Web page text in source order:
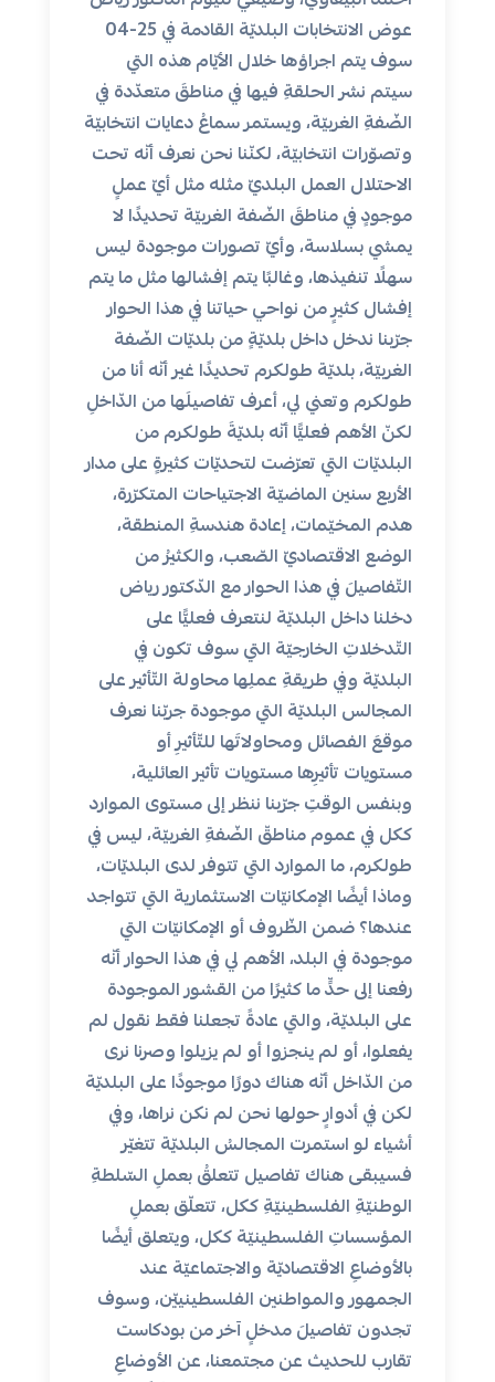
عوض الانتخابات البلديّة القادمة في 25-04
سوف يتم اجراؤها خلال الأيّام هذه التي
سيتم نشر الحلقةِ فيها في مناطقَ متعدّدة في
الضّفةِ الغربيّة، ويستمر سماعُ دعايات انتخابيّة
وتصوّرات انتخابيّة، لكنّنا نحن نعرف أنّه تحت
الاحتلال العمل البلديّ مثله مثل أيّ عملٍ
موجودٍ في مناطقَ الضّفة الغربيّة تحديدًا لا
يمشي بسلاسة، وأيّ تصورات موجودة ليس
سهلًا تنفيذها، وغالبًا يتم إفشالها مثل ما يتم
إفشال كثيرٍ من نواحي حياتنا في هذا الحوار
جرّبنا ندخل داخل بلديّةٍ من بلديّات الضّفة
الغربيّة، بلديّة طولكرم تحديدًا غير أنّه أنا من
طولكرم وتعني لي، أعرف تفاصيلَها من الدّاخلِ
لكنّ الأهم فعليًّا أنّه بلديّةَ طولكرم من
البلديّات التي تعرّضت لتحديّات كثيرةٍ على مدار
الأربع سنين الماضيّة الاجتياحات المتكرّرة،
هدم المخيّمات، إعادة هندسةِ المنطقة،
الوضع الاقتصاديّ الصّعب، والكثيرُ من
التّفاصيلَ في هذا الحوار مع الدّكتور رياض
دخلنا داخل البلديّة لنتعرف فعليًّا على
التّدخلاتِ الخارجيّة التي سوف تكون في
البلديّة وفي طريقةِ عملِها محاولة التّأثير على
المجالس البلديّة التي موجودة جربّنا نعرف
موقعَ الفصائل ومحاولاتَها للتّأثيرِ أو
مستويات تأثيرِها مستويات تأثير العائلية،
وبنفس الوقتِ جرّبنا ننظر إلى مستوى الموارد
ككل في عموم مناطقّ الضّفةِ الغربيّة، ليس في
طولكرم، ما الموارد التي تتوفر لدى البلديّات،
وماذا أيضًا الإمكانيّات الاستثمارية التي تتواجد
عندها؟ ضمن الظّروف أو الإمكانيّات التي
موجودة في البلد، الأهم لي في هذا الحوار أنّه
رفعنا إلى حدٍّ ما كثيرًا من القشور الموجودة
على البلديّة، والتي عادةً تجعلنا فقط نقول لم
يفعلوا، أو لم ينجزوا أو لم يزيلوا وصرنا نرى
من الدّاخل أنّه هناك دورًا موجودًا على البلديّة
لكن في أدوارٍ حولها نحن لم نكن نراها، وفي
أشياء لو استمرت المجالسُ البلديّة تتغيّر
فسيبقى هناك تفاصيل تتعلقُ بعملِ السّلطةِ
الوطنيّةِ الفلسطينيّةِ ككل، تتعلّق بعملِ
المؤسساتِ الفلسطينيّة ككل، ويتعلق أيضًا
بالأوضاعِ الاقتصاديّة والاجتماعيّة عند
الجمهور والمواطنين الفلسطينييّن، وسوف
تجدون تفاصيلَ مدخلٍ آخر من بودكاست
تقارب للحديث عن مجتمعنا، عن الأوضاعِ